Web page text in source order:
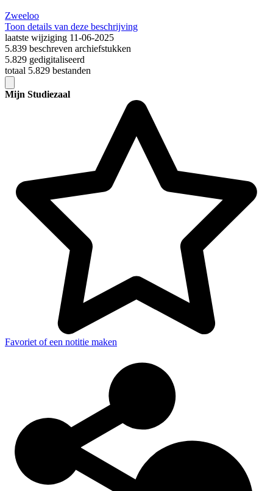
Zweeloo
Toon details van deze beschrijving
laatste wijziging 11-06-2025
5.839 beschreven archiefstukken
5.829 gedigitaliseerd
totaal 5.829 bestanden
Mijn Studiezaal
Favoriet of een notitie maken